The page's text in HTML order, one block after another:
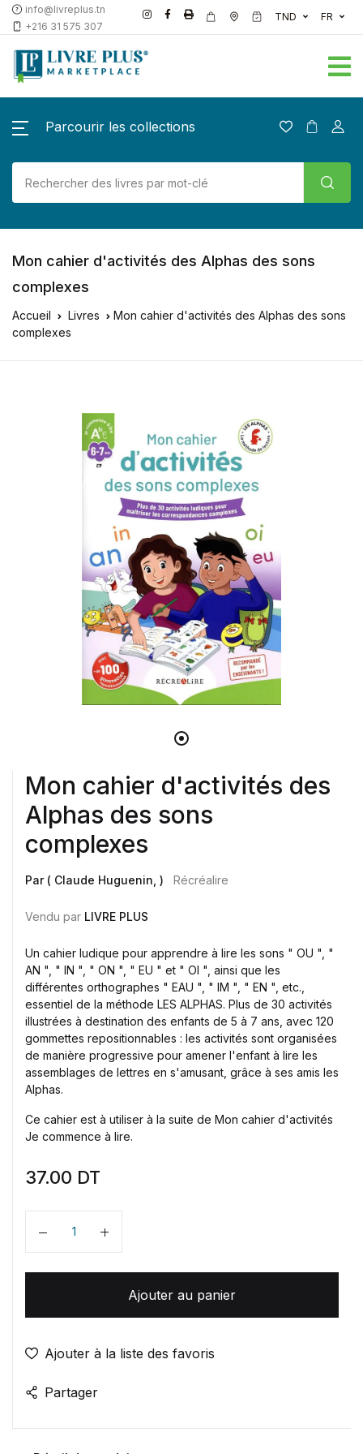
info@livreplus.tn
+216 31 575 307
TND FR
Parcourir les collections
Mon cahier d'activités des Alphas des sons
complexes
Accueil Livres
Mon cahier d'activités des Alphas des sons
complexes
Mon cahier d'activités des
Alphas des sons
complexes
Par ( Claude Huguenin, ) Récréalire
Vendu par LIVRE PLUS
Un cahier ludique pour apprendre à lire les sons " OU ", "
AN ", " IN ", " ON ", " EU " et " OI ", ainsi que les
différentes orthographes " EAU ", " IM ", " EN ", etc.,
essentiel de la méthode LES ALPHAS. Plus de 30 activités
illustrées à destination des enfants de 5 à 7 ans, avec 120
gommettes repositionnables : les activités sont organisées
de manière progressive pour amener l'enfant à lire les
assemblages de lettres en s'amusant, grâce à ses amis les
Alphas.
Ce cahier est à utiliser à la suite de Mon cahier d'activités
Je commence à lire.
37.00 DT
Quantité
Ajouter au panier
Ajouter à la liste des favoris
Partager